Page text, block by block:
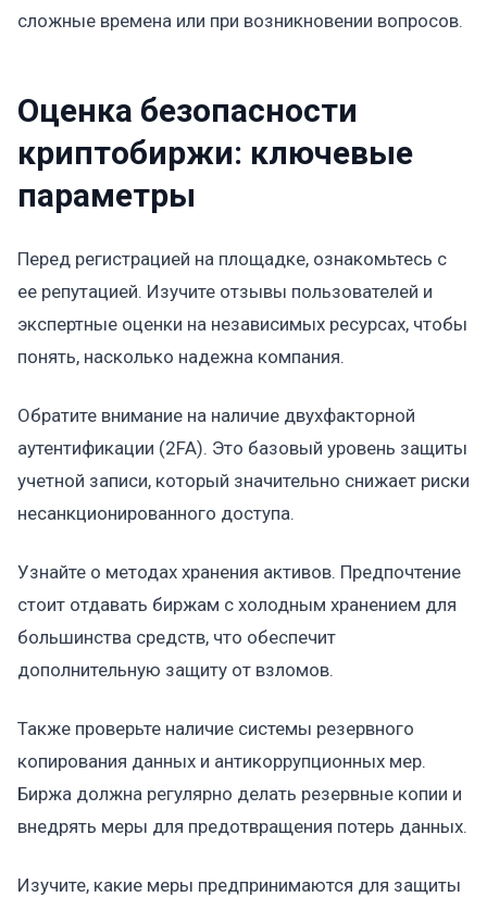
сложные времена или при возникновении вопросов.
Оценка безопасности
криптобиржи: ключевые
параметры
Перед регистрацией на площадке, ознакомьтесь с
ее репутацией. Изучите отзывы пользователей и
экспертные оценки на независимых ресурсах, чтобы
понять, насколько надежна компания.
Обратите внимание на наличие двухфакторной
аутентификации (2FA). Это базовый уровень защиты
учетной записи, который значительно снижает риски
несанкционированного доступа.
Узнайте о методах хранения активов. Предпочтение
стоит отдавать биржам с холодным хранением для
большинства средств, что обеспечит
дополнительную защиту от взломов.
Также проверьте наличие системы резервного
копирования данных и антикоррупционных мер.
Биржа должна регулярно делать резервные копии и
внедрять меры для предотвращения потерь данных.
Изучите, какие меры предпринимаются для защиты